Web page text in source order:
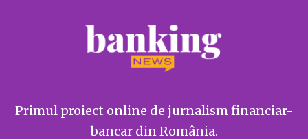
Primul proiect online de jurnalism financiar-
bancar din România.